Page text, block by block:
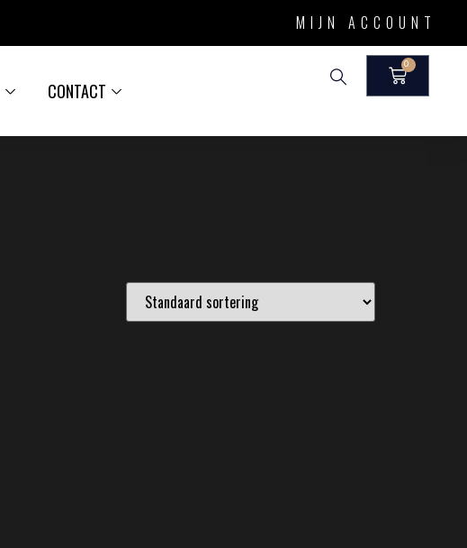
MIJN ACCOUNT
CONTACT
0